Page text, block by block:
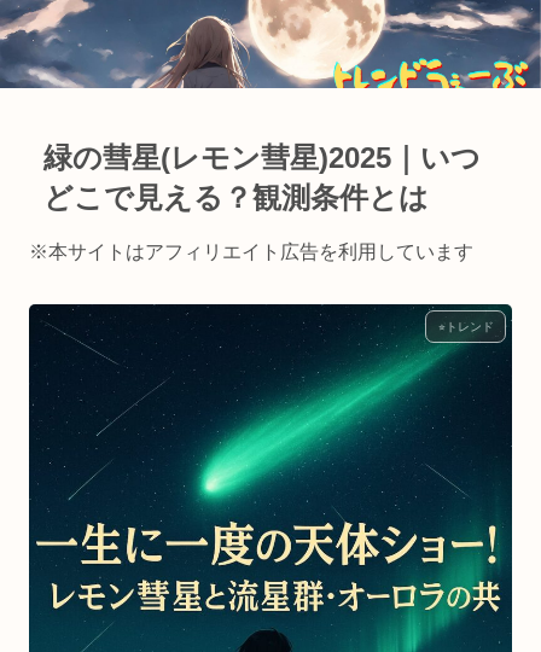
緑の彗星(レモン彗星)2025｜いつ
どこで見える？観測条件とは
※本サイトはアフィリエイト広告を利用しています
⭐︎トレンド